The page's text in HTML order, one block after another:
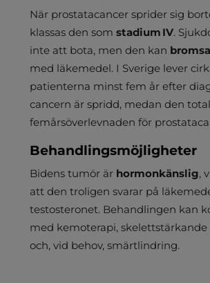
När prostatacancer sprider sig
klassas den som stadium IV.
inte att bota, men den kan
med läkemedel. I Sverige lever
patienterna minst fem år efter
cancern är spridd, medan den
femårsöverlevnaden för
Behandlingsmöjligheter
Bidens tumör är hormonkänslig,
att den troligen svarar på
testosteronet. Behandlingen kan
med kemoterapi,
och, vid behov, smärtlindring.